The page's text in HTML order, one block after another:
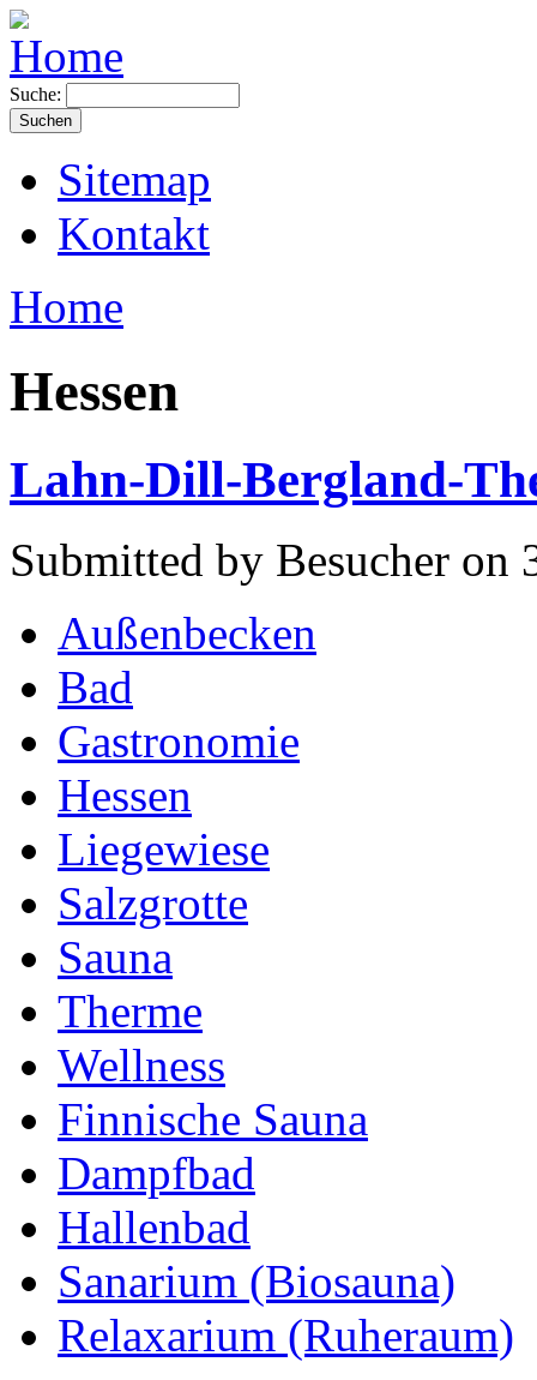
Suche:
Sitemap
Kontakt
Home
Hessen
Lahn-Dill-Bergland-
Submitted by Besucher on
Außenbecken
Bad
Gastronomie
Hessen
Liegewiese
Salzgrotte
Sauna
Therme
Wellness
Finnische Sauna
Dampfbad
Hallenbad
Sanarium (Biosauna)
Relaxarium (Ruheraum)